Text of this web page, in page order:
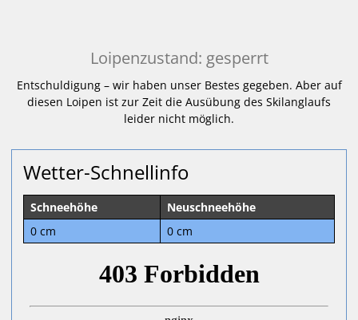
Loipenzustand: gesperrt
Entschuldigung – wir haben unser Bestes gegeben. Aber auf
diesen Loipen ist zur Zeit die Ausübung des Skilanglaufs
leider nicht möglich.
Wetter-Schnellinfo
Schneehöhe
Neuschneehöhe
0 cm
0 cm